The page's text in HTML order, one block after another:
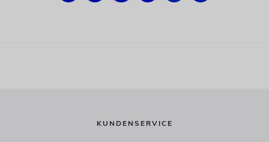
KUNDENSERVICE